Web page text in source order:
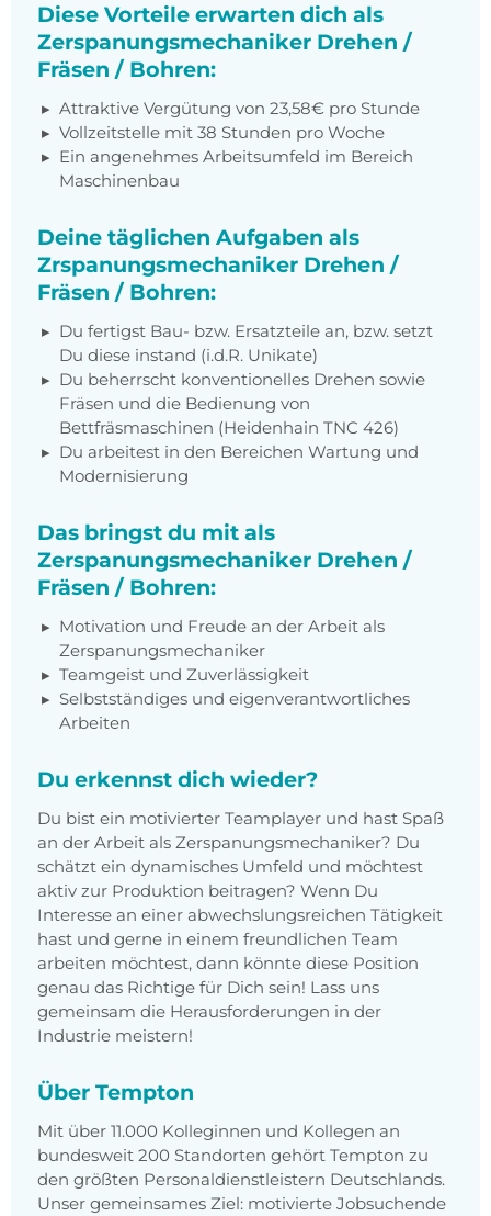
Diese Vorteile erwarten dich als
Zerspanungsmechaniker Drehen /
Fräsen / Bohren:
Attraktive Vergütung von 23,58€ pro Stunde
Vollzeitstelle mit 38 Stunden pro Woche
Ein angenehmes Arbeitsumfeld im Bereich
Maschinenbau
Deine täglichen Aufgaben als
Zrspanungsmechaniker Drehen /
Fräsen / Bohren:
Du fertigst Bau- bzw. Ersatzteile an, bzw. setzt
Du diese instand (i.d.R. Unikate)
Du beherrscht konventionelles Drehen sowie
Fräsen und die Bedienung von
Bettfräsmaschinen (Heidenhain TNC 426)
Du arbeitest in den Bereichen Wartung und
Modernisierung
Das bringst du mit als
Zerspanungsmechaniker Drehen /
Fräsen / Bohren:
Motivation und Freude an der Arbeit als
Zerspanungsmechaniker
Teamgeist und Zuverlässigkeit
Selbstständiges und eigenverantwortliches
Arbeiten
Du erkennst dich wieder?
Du bist ein motivierter Teamplayer und hast Spaß
an der Arbeit als Zerspanungsmechaniker? Du
schätzt ein dynamisches Umfeld und möchtest
aktiv zur Produktion beitragen? Wenn Du
Interesse an einer abwechslungsreichen Tätigkeit
hast und gerne in einem freundlichen Team
arbeiten möchtest, dann könnte diese Position
genau das Richtige für Dich sein! Lass uns
gemeinsam die Herausforderungen in der
Industrie meistern!
Über Tempton
Mit über 11.000 Kolleginnen und Kollegen an
bundesweit 200 Standorten gehört Tempton zu
den größten Personaldienstleistern Deutschlands.
Unser gemeinsames Ziel: motivierte Jobsuchende